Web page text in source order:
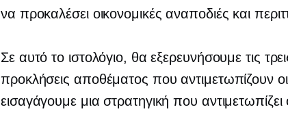
να προκαλέσει οικονομικές αναποδιές και
Σε αυτό το ιστολόγιο, θα εξερευνήσουμε τις
προκλήσεις αποθέματος που αντιμετωπίζουν οι
εισαγάγουμε μια στρατηγική που